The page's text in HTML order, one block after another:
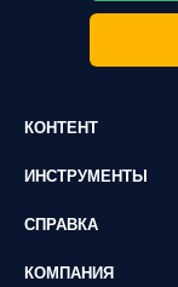
КОНТЕНТ
ИНСТРУМЕНТЫ
СПРАВКА
КОМПАНИЯ